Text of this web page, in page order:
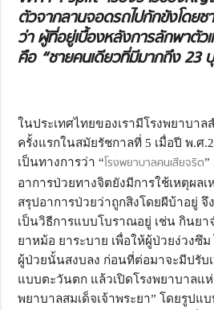
ตัวจากลานจอดรถไปกักขังโดย
ว่า ผู้ที่อยู่เบื้องหลังการลักพาตัว
คือ “ชายคนเดียวที่มีมากถึง 23
ในประเทศไทยของเรามีโรงพยาบา
ครั้งแรกในสมัยรัชกาลที่ 5 เมื่อปี พ.ศ
เป็นทางการว่า “โรงพยาบาลคนเสียจริต
อาการป่วยทางจิตยังมีการใช้เหตุผล
สรุปอาการป่วยว่าถูกสิงโดยผีบ้าอยู่ จึ
เป็นวิธีการแบบโบราณอยู่ เช่น กินย
ยาหม้อ ยาระบาย เพื่อให้ผู้ป่วยง่วงซึ
ผู้ป่วยนั้นสงบลง ก่อนที่ต่อมาจะมีปรับ
แบบตะวันตก แล้วเปิดโรงพยาบาลแ
พยาบาลสมเด็จเจ้าพระยา” โดยรูปแ